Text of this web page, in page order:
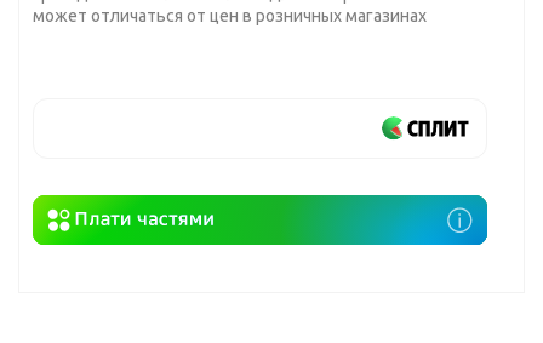
может отличаться от цен в розничных магазинах